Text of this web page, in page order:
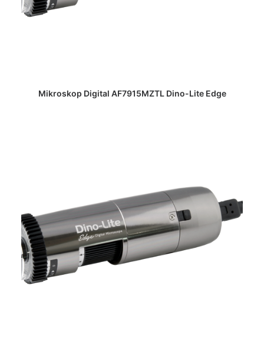
DAPATKAN PENAWARAN HARGA
Mikroskop Digital AF7915MZTL Dino-Lite Edge